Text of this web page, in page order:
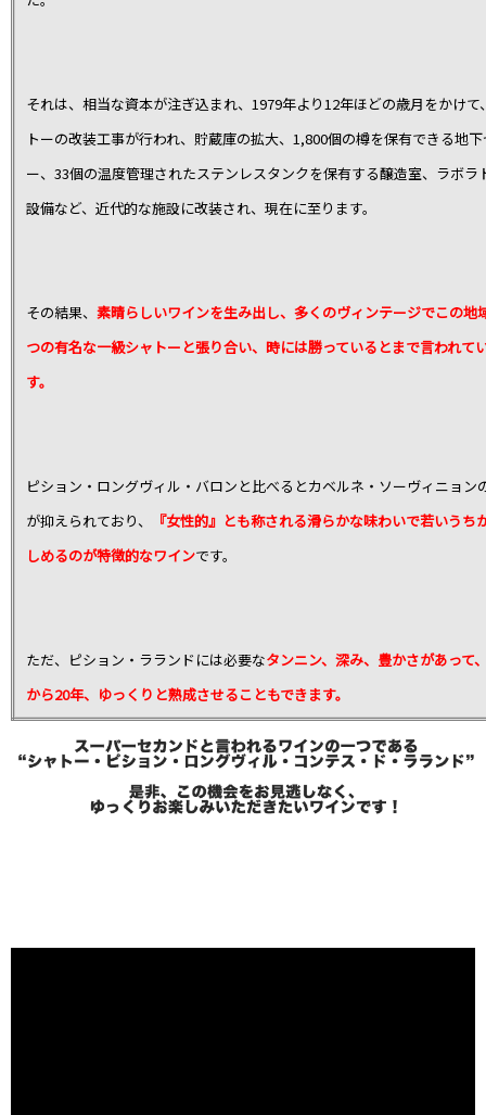
それは、相当な資本が注ぎ込まれ、1979年より12年ほどの歳月をかけて
トーの改装工事が行われ、貯蔵庫の拡大、1,800個の樽を保有できる地
ー、33個の温度管理されたステンレスタンクを保有する醸造室、ラボラ
設備など、近代的な施設に改装され、現在に至ります。
その結果、 素晴らしいワインを生み出し、多くのヴィンテージでこの地
つの有名な一級シャトーと張り合い、時には勝っているとまで言われて
す。
ピション・ロングヴィル・バロンと比べるとカベルネ・ソーヴィニョン
が抑えられており、
『女性的』とも称される滑らかな味わいで若いうち
しめるのが特徴的なワインです。
ただ、ピション・ラランドには必要なタンニン、深み、豊かさがあって
から20年、ゆっくりと熟成させることもできます。